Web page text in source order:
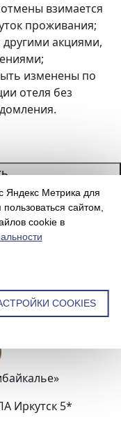
Яндекс Метрика для
сайтом,
cookie в
COOKIES
взимается
проживания;
акциями,
изменены по
отеля без
•конференц-
2
Иркутск 5*